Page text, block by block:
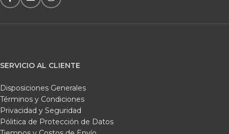
SERVICIO AL CLIENTE
Disposiciones Generales
Términos y Condiciones
Privacidad y Seguridad
Pólitica de Protección de Datos